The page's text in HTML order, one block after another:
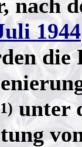
nach
1944
die
1) unter